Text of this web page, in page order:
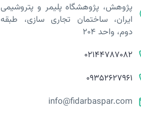
پژوهش، پژوهشگاه پلیمر و پتروشیمی
ایران، ساختمان تجاری سازی، طبقه
دوم، واحد 204
02144787082
09352627961
info@fidarbaspar.com